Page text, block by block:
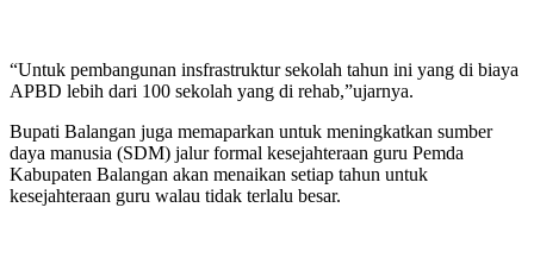
“Untuk pembangunan insfrastruktur sekolah tahun ini yang di biaya
APBD lebih dari 100 sekolah yang di rehab,”ujarnya.
Bupati Balangan juga memaparkan untuk meningkatkan sumber
daya manusia (SDM) jalur formal kesejahteraan guru Pemda
Kabupaten Balangan akan menaikan setiap tahun untuk
kesejahteraan guru walau tidak terlalu besar.